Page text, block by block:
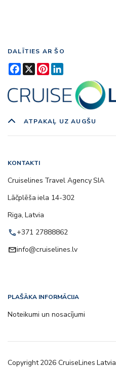
DALĪTIES AR ŠO
Facebook
X Pinterest
ATPAKAĻ UZ AUGŠU
KONTAKTI
Cruiselines Travel Agency SIA
Lāčplēša iela 14-302
Riga, Latvia
call+371 27888862
emailinfo@cruiselines.lv
PLAŠĀKA INFORMĀCIJA
Noteikumi un nosacījumi
Copyright2026 CruiseLines Latvia